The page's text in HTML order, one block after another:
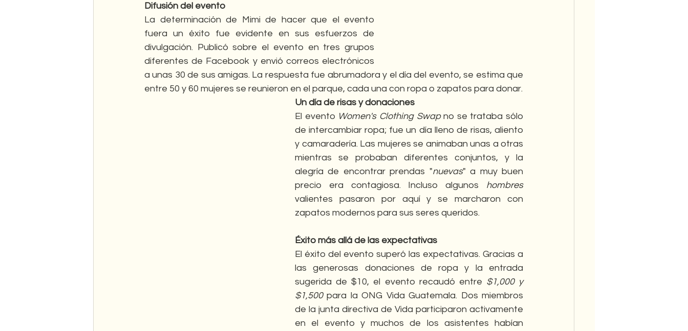
Difusión del evento
La determinación de Mimi de hacer que el evento
fuera un éxito fue evidente en sus esfuerzos de
divulgación. Publicó sobre el evento en tres grupos
diferentes de Facebook y envió correos electrónicos
a unas 30 de sus amigas. La respuesta fue abrumadora y el día del evento, se estima que
entre 50 y 60 mujeres se reunieron en el parque, cada una con ropa o zapatos para donar.
Un día de risas y donaciones
El evento Women's Clothing Swap no se trataba sólo
de intercambiar ropa; fue un día lleno de risas, aliento
y camaradería. Las mujeres se animaban unas a otras
mientras se probaban diferentes conjuntos, y la
alegría de encontrar prendas "nuevas" a muy buen
precio era contagiosa. Incluso algunos hombres
valientes pasaron por aquí y se marcharon con
zapatos modernos para sus seres queridos.
Éxito más allá de las expectativas
El éxito del evento superó las expectativas. Gracias a
las generosas donaciones de ropa y la entrada
sugerida de $10, el evento recaudó entre $1,000 y
$1,500 para la ONG Vida Guatemala. Dos miembros
de la junta directiva de Vida participaron activamente
en el evento y muchos de los asistentes habían